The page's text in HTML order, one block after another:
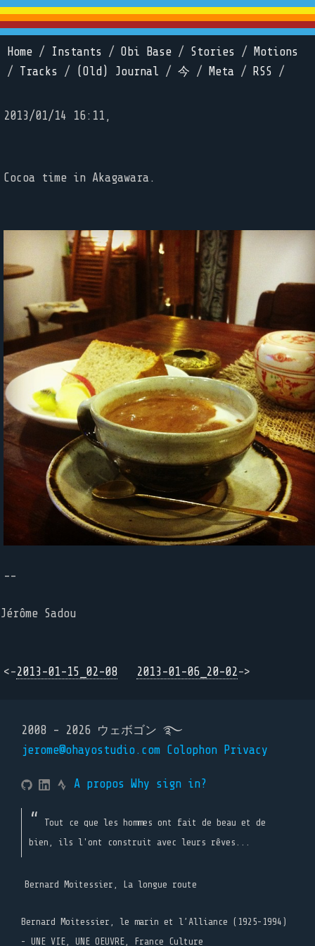
Home / Instants / Obi Base / Stories /
Motions
/ Tracks / (Old) Journal / 今 / Meta / RSS /
2013/01/14 16:11,
Cocoa time in Akagawara.
--
Jérôme Sadou
<-2013-01-15_02-08 2013-01-06_20-02->
2008 - 2026 ウェボゴン ࿐
jerome@ohayostudio.com Colophon Privacy
A propos Why sign in?
Tout ce que les hommes ont fait de beau et de
bien, ils l'ont construit avec leurs rêves...
Bernard Moitessier, La longue route
Bernard Moitessier, le marin et l’Alliance (1925-1994)
- UNE VIE, UNE OEUVRE, France Culture